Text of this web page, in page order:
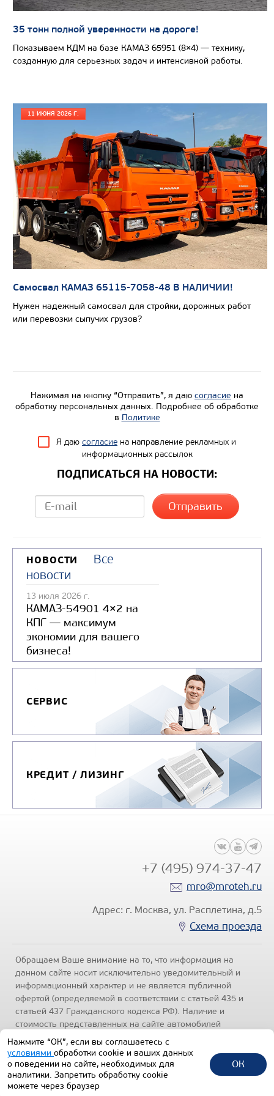
САМОСВАЛ КАМАЗ-65802
Цена по запросу
Производитель
Колесная формула
Узнать цену
35 тонн полной уверенности на дороге!
Показываем КДМ на базе КАМАЗ 65951 (8×4) — технику,
созданную для серьезных задач и интенсивной работы.
11 ИЮНЯ 2026 Г.
Самосвал КАМАЗ 65115-7058-48 В НАЛИЧИИ!
Нужен надежный самосвал для стройки, дорожных работ
или перевозки сыпучих грузов?
Нажимая на кнопку “Отправить”, я даю согласие на
обработку персональных данных. Подробнее об обработке
в Политике
Я даю согласие на направление рекламных и
информационных рассылок
ПОДПИСАТЬСЯ НА НОВОСТИ:
НОВОСТИ
Все
новости
13 июля 2026 г.
КАМАЗ-54901 4×2 на
КПГ — максимум
экономии для вашего
бизнеса!
СЕРВИС
КРЕДИТ / ЛИЗИНГ
+7 (495) 974-37-47
mro@mroteh.ru
Адрес: г. Москва, ул. Расплетина, д.5
Схема проезда
Обращаем Ваше внимание на то, что информация на
данном сайте носит исключительно уведомительный и
информационный характер и не является публичной
офертой (определяемой в соответствии с статьей 435 и
статьей 437 Гражданского кодекса РФ). Наличие и
стоимость представленных на сайте автомобилей
уточняйте по телефонам отделов продаж, представленных
в разделе "Контакты" настоящего ресурса.
конфиденциальности.
1992-2026 © Все права защищены.
Нажмите “ОК”, если вы соглашаетесь с
условиями обработки cookie и ваших данных
о поведении на сайте, необходимых для
аналитики. Запретить обработку cookie
можете через браузер
ОК